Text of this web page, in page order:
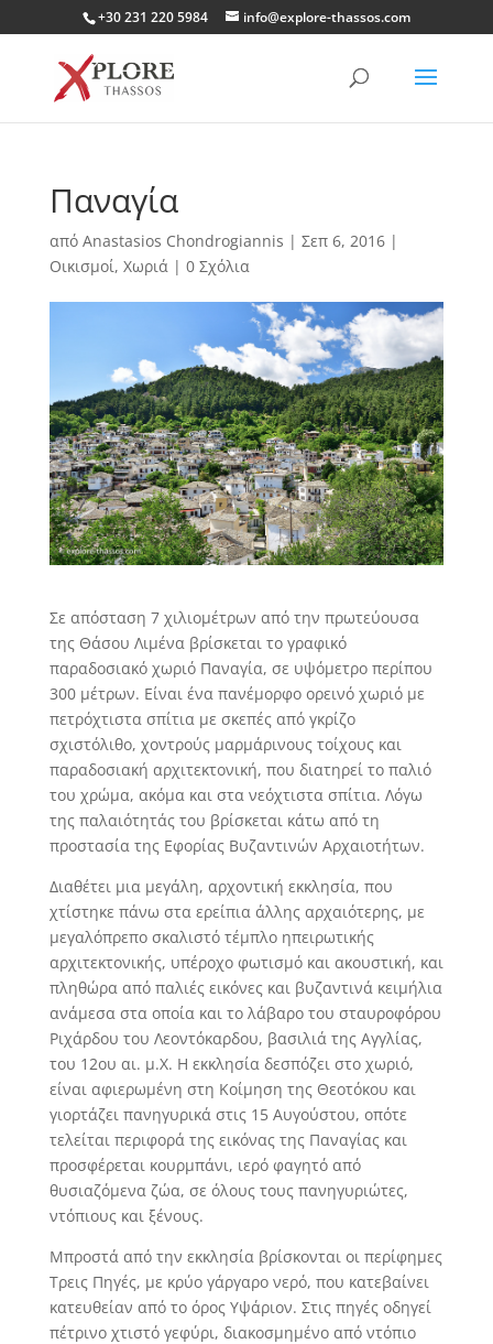
+30 231 220 5984 info@explore-thassos.com
Παναγία
από Anastasios Chondrogiannis | Σεπ 6, 2016|
Οικισμοί, Χωριά| 0 Σχόλια
Σε απόσταση 7 χιλιομέτρων από την πρωτεύουσα
της Θάσου Λιμένα βρίσκεται το γραφικό
παραδοσιακό χωριό Παναγία, σε υψόμετρο περίπου
300 μέτρων. Είναι ένα πανέμορφο ορεινό χωριό με
πετρόχτιστα σπίτια με σκεπές από γκρίζο
σχιστόλιθο, χοντρούς μαρμάρινους τοίχους και
παραδοσιακή αρχιτεκτονική, που διατηρεί το παλιό
του χρώμα, ακόμα και στα νεόχτιστα σπίτια. Λόγω
της παλαιότητάς του βρίσκεται κάτω από τη
προστασία της Εφορίας Βυζαντινών Αρχαιοτήτων.
Διαθέτει μια μεγάλη, αρχοντική εκκλησία, που
χτίστηκε πάνω στα ερείπια άλλης αρχαιότερης, με
μεγαλόπρεπο σκαλιστό τέμπλο ηπειρωτικής
αρχιτεκτονικής, υπέροχο φωτισμό και ακουστική, και
πληθώρα από παλιές εικόνες και βυζαντινά κειμήλια
ανάμεσα στα οποία και το λάβαρο του σταυροφόρου
Ριχάρδου του Λεοντόκαρδου, βασιλιά της Αγγλίας,
του 12ου αι. μ.Χ. Η εκκλησία δεσπόζει στο χωριό,
είναι αφιερωμένη στη Κοίμηση της Θεοτόκου και
γιορτάζει πανηγυρικά στις 15 Αυγούστου, οπότε
τελείται περιφορά της εικόνας της Παναγίας και
προσφέρεται κουρμπάνι, ιερό φαγητό από
θυσιαζόμενα ζώα, σε όλους τους πανηγυριώτες,
ντόπιους και ξένους.
Μπροστά από την εκκλησία βρίσκονται οι περίφημες
Τρεις Πηγές, με κρύο γάργαρο νερό, που κατεβαίνει
κατευθείαν από το όρος Υψάριον. Στις πηγές οδηγεί
πέτρινο χτιστό γεφύρι, διακοσμημένο από ντόπιο